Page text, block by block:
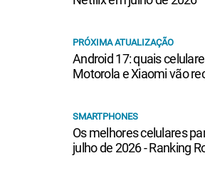
PRÓXIMA ATUALIZAÇÃO
Android 17: quais
Motorola e Xiaomi vão
SMARTPHONES
Os melhores celulares
julho de 2026 - Ranking